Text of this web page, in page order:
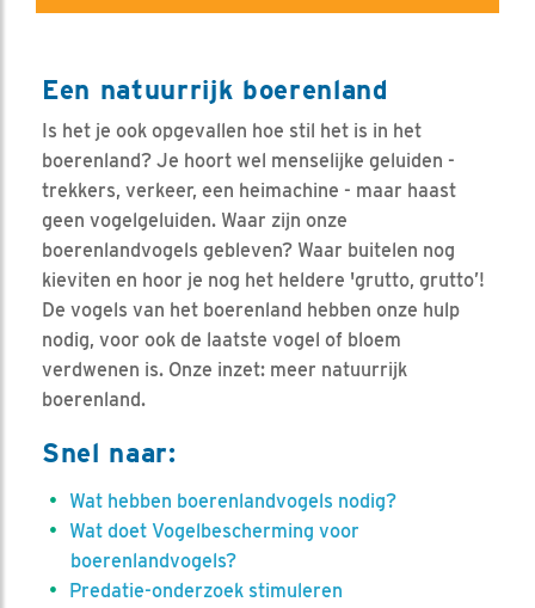
Een natuurrijk boerenland
Is het je ook opgevallen hoe stil het is in het
boerenland? Je hoort wel menselijke geluiden -
trekkers, verkeer, een heimachine - maar haast
geen vogelgeluiden. Waar zijn onze
boerenlandvogels gebleven? Waar buitelen nog
kieviten en hoor je nog het heldere 'grutto, grutto’!
De vogels van het boerenland hebben onze hulp
nodig, voor ook de laatste vogel of bloem
verdwenen is. Onze inzet: meer natuurrijk
boerenland.
Snel naar:
Wat hebben boerenlandvogels nodig?
Wat doet Vogelbescherming voor
boerenlandvogels?
Predatie-onderzoek stimuleren